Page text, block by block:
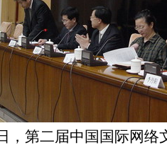
第二届中国国际网络